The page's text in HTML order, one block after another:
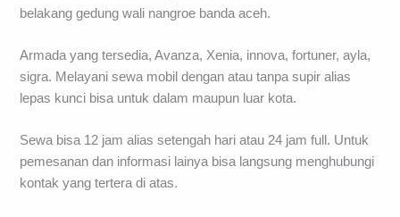
belakang gedung wali nangroe banda aceh.
Armada yang tersedia, Avanza, Xenia, innova, fortuner, ayla,
sigra. Melayani sewa mobil dengan atau tanpa supir alias
lepas kunci bisa untuk dalam maupun luar kota.
Sewa bisa 12 jam alias setengah hari atau 24 jam full. Untuk
pemesanan dan informasi lainya bisa langsung menghubungi
kontak yang tertera di atas.